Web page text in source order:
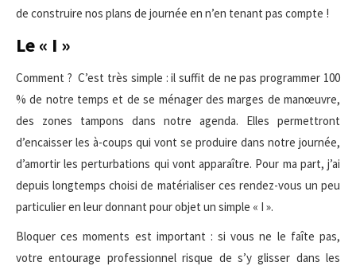
de construire nos plans de journée en n’en tenant pas compte !
Le « I »
Comment ? C’est très simple : il suffit de ne pas programmer 100
% de notre temps et de se ménager des marges de manœuvre,
des zones tampons dans notre agenda. Elles permettront
d’encaisser les à-coups qui vont se produire dans notre journée,
d’amortir les perturbations qui vont apparaître. Pour ma part, j’ai
depuis longtemps choisi de matérialiser ces rendez-vous un peu
particulier en leur donnant pour objet un simple « I ».
Bloquer ces moments est important : si vous ne le faîte pas,
votre entourage professionnel risque de s’y glisser dans les